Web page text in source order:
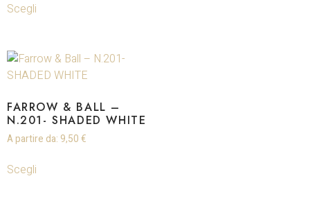
Scegli
FARROW & BALL –
N.201- SHADED WHITE
A partire da: 9,50 €
Scegli